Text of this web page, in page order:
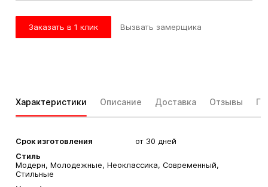
Заказать в 1 клик Вызвать замерщика
Характеристики Описание Доставка Отзывы
Срок изготовления
от 30 дней
Стиль
Модерн, Молодежные, Неоклассика, Современный,
Стильные